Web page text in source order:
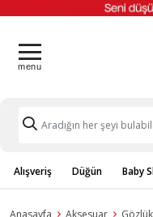
Alışveriş Düğün Baby
Anasayfa Aksesuar Gözlük